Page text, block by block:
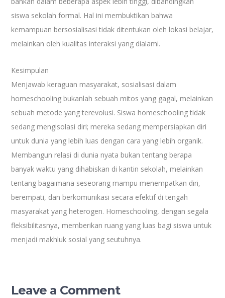
siswa sekolah formal. Hal ini membuktikan bahwa
kemampuan bersosialisasi tidak ditentukan oleh lokasi belajar,
melainkan oleh kualitas interaksi yang dialami.
Kesimpulan
Menjawab keraguan masyarakat, sosialisasi dalam
homeschooling bukanlah sebuah mitos yang gagal, melainkan
sebuah metode yang terevolusi. Siswa homeschooling tidak
sedang mengisolasi diri; mereka sedang mempersiapkan diri
untuk dunia yang lebih luas dengan cara yang lebih organik.
Membangun relasi di dunia nyata bukan tentang berapa
banyak waktu yang dihabiskan di kantin sekolah, melainkan
tentang bagaimana seseorang mampu menempatkan diri,
berempati, dan berkomunikasi secara efektif di tengah
masyarakat yang heterogen. Homeschooling, dengan segala
fleksibilitasnya, memberikan ruang yang luas bagi siswa untuk
menjadi makhluk sosial yang seutuhnya.
Leave a Comment